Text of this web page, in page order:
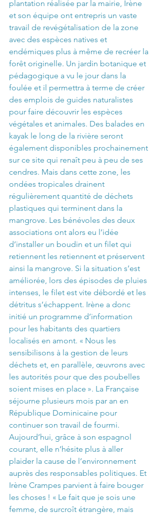
plantation réalisée par la mairie, Irène
et son équipe ont entrepris un vaste
travail de revégétalisation de la zone
avec des espèces natives et
endémiques plus à même de recréer la
forêt originelle. Un jardin botanique et
pédagogique a vu le jour dans la
foulée et il permettra à terme de créer
des emplois de guides naturalistes
pour faire découvrir les espèces
végétales et animales. Des balades en
kayak le long de la rivière seront
également disponibles prochainement
sur ce site qui renaît peu à peu de ses
cendres. Mais dans cette zone, les
ondées tropicales drainent
régulièrement quantité de déchets
plastiques qui terminent dans la
mangrove. Les bénévoles des deux
associations ont alors eu l’idée
d’installer un boudin et un filet qui
retiennent les retiennent et préservent
ainsi la mangrove. Si la situation s’est
améliorée, lors des épisodes de pluies
intenses, le filet est vite débordé et les
détritus s’échappent. Irène a donc
initié un programme d’information
pour les habitants des quartiers
localisés en amont. « Nous les
sensibilisons à la gestion de leurs
déchets et, en parallèle, œuvrons avec
les autorités pour que des poubelles
soient mises en place ». La Française
séjourne plusieurs mois par an en
République Dominicaine pour
continuer son travail de fourmi.
Aujourd’hui, grâce à son espagnol
courant, elle n’hésite plus à aller
plaider la cause de l’environnement
auprès des responsables politiques. Et
Irène Crampes parvient à faire bouger
les choses ! « Le fait que je sois une
femme, de surcroît étrangère, mais